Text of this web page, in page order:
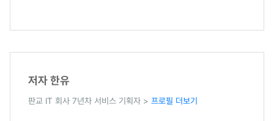
저자 한유
판교 IT 회사 7년차 서비스 기획자 > 프로필 더보기